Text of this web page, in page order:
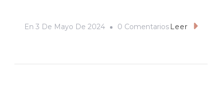
En 3 De Mayo De 2024 0 ComentariosEn
Leer